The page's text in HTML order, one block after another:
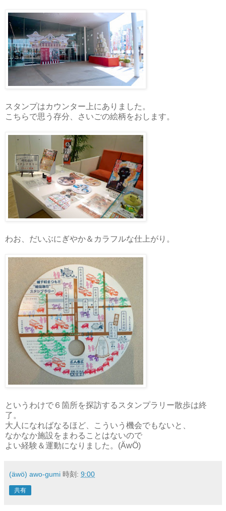
スタンプはカウンター上にありました。
こちらで思う存分、さいごの絵柄をおします。
わお、だいぶにぎやか＆カラフルな仕上がり。
というわけで６箇所を探訪するスタンプラリー散歩は終
了。
大人になればなるほど、こういう機会でもないと、
なかなか施設をまわることはないので
よい経験＆運動になりました。(ÄwÖ)
(äwö) awo-gumi 時刻: 9:00
共有